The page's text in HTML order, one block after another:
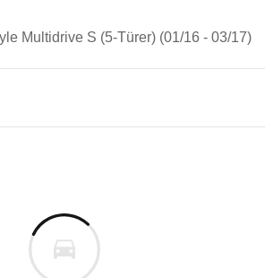
Multidrive S (5-Türer) (01/16 - 03/17)
wie das